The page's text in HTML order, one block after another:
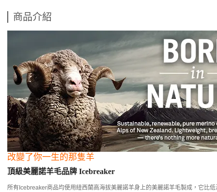
商品介紹
改變了你一生的那隻羊
頂級美麗諾羊毛品牌 Icebreaker
所有Icebreaker商品均使用紐西蘭高海拔美麗諾羊身上的美麗諾羊毛製成，它比